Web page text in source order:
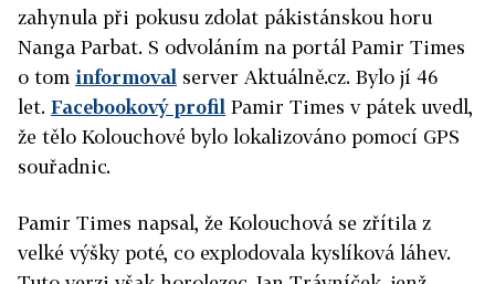
zahynula při pokusu zdolat pákistánskou horu
Nanga Parbat. S odvoláním na portál Pamir Times
o tom informoval server Aktuálně.cz. Bylo jí 46
let. Facebookový profil Pamir Times v pátek uvedl,
že tělo Kolouchové bylo lokalizováno pomocí GPS
souřadnic.
Pamir Times napsal, že Kolouchová se zřítila z
velké výšky poté, co explodovala kyslíková láhev.